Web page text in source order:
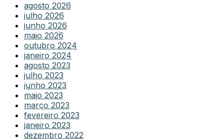
agosto 2026
julho 2026
junho 2026
maio 2026
outubro 2024
janeiro 2024
agosto 2023
julho 2023
junho 2023
maio 2023
março 2023
fevereiro 2023
janeiro 2023
dezembro 2022